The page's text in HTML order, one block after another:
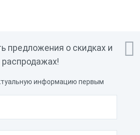

предложения о скидках и
распродажах!
информацию первым